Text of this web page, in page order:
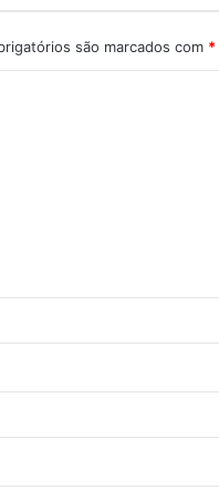
são marcados com *